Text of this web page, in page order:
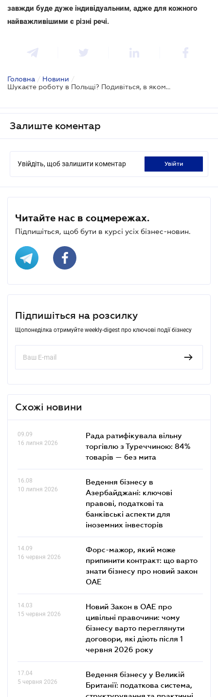
завжди буде дуже індивідуальним, адже для кожного
найважливішими є різні речі.
Головна / Новини /
Шукаєте роботу в Польщі? Подивіться, в якому місті жити найвигідніше
Залиште коментар
Увійдіть, щоб залишити коментар увійти
Читайте нас в соцмережах.
Підпишіться, щоб бути в курсі усіх бізнес-новин.
Підпишіться на розсилку
Щопонеділка отримуйте weekly-digest про ключові події бізнесу
Схожі новини
09.09
16 липня 2026
Рада ратифікувала вільну
торгівлю з Туреччиною: 84%
товарів — без мита
16.08
10 липня 2026
Ведення бізнесу в
Азербайджані: ключові
правові, податкові та
банківські аcпекти для
іноземних інвесторів
14.09
16 червня 2026
Форс-мажор, який може
припинити контракт: що варто
знати бізнесу про новий закон
ОАЕ
14.03
15 червня 2026
Новий Закон в ОАЕ про
цивільні правочини: чому
бізнесу варто переглянути
договори, які діють після 1
червня 2026 року
17.04
5 червня 2026
Ведення бізнесу у Великій
Британії: податкова система,